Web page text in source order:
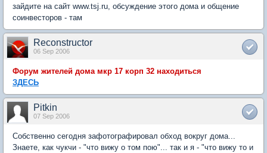
зайдите на сайт www.tsj.ru, обсуждение этого дома и общение
соинвесторов - там
Reconstructor
06 Sep 2006
Форум жителей дома мкр 17 корп 32 находиться
ЗДЕСЬ
Pitkin
07 Sep 2006
Собственно сегодня зафотографировал обход вокруг дома...
Знаете, как чукчи - "что вижу о том пою"... так и я - "что вижу то и